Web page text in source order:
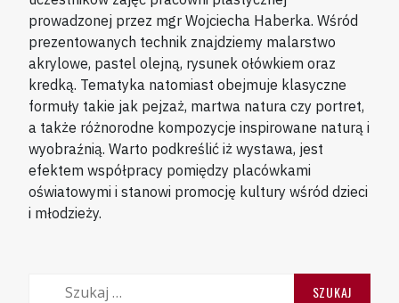
prowadzonej przez mgr Wojciecha Haberka. Wśród
prezentowanych technik znajdziemy malarstwo
akrylowe, pastel olejną, rysunek ołówkiem oraz
kredką. Tematyka natomiast obejmuje klasyczne
formuły takie jak pejzaż, martwa natura czy portret,
a także różnorodne kompozycje inspirowane naturą i
wyobraźnią. Warto podkreślić iż wystawa, jest
efektem współpracy pomiędzy placówkami
oświatowymi i stanowi promocję kultury wśród dzieci
i młodzieży.